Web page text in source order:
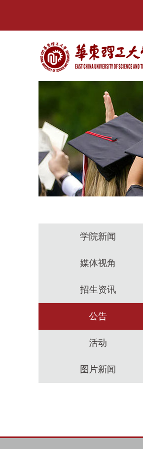
学院新闻
媒体视角
招生资讯
公告
活动
图片新闻